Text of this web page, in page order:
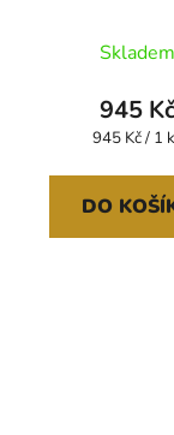
Skladem
945 Kč
Měrná
945 Kč / 1
DO